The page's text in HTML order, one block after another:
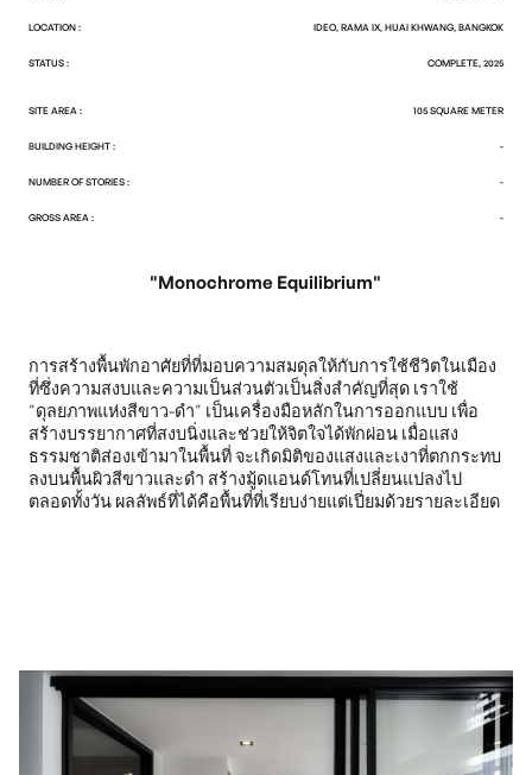
IDEO, RAMA IX, HUAI KHWANG, BANGKOK
COMPLETE, 2025
LOCATION :
STATUS :
105 SQUARE METER
-
-
-
SITE AREA :
BUILDING HEIGHT :
NUMBER OF STORIES :
GROSS AREA :
"Monochrome Equilibrium"
การสร้างพื้นพักอาศัยที่ที่มอบความสมดุลให้กับการใช้ชีวิตในเมือง
ที่ซึ่งความสงบและความเป็นส่วนตัวเป็นสิ่งสำคัญที่สุด เราใช้
"ดุลยภาพแห่งสีขาว-ดำ" เป็นเครื่องมือหลักในการออกแบบ เพื่อ
สร้างบรรยากาศที่สงบนิ่งและช่วยให้จิตใจได้พักผ่อน เมื่อแสง
ธรรมชาติส่องเข้ามาในพื้นที่ จะเกิดมิติของแสงและเงาที่ตกกระทบ
ลงบนพื้นผิวสีขาวและดำ สร้างมู้ดแอนด์โทนที่เปลี่ยนแปลงไป
ตลอดทั้งวัน ผลลัพธ์ที่ได้คือพื้นที่ที่เรียบง่ายแต่เปี่ยมด้วยรายละเอียด